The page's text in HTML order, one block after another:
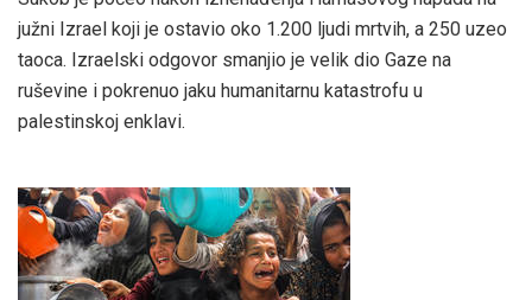
južni Izrael koji je ostavio oko 1.200 ljudi mrtvih, a 250 uzeo
taoca. Izraelski odgovor smanjio je velik dio Gaze na
ruševine i pokrenuo jaku humanitarnu katastrofu u
palestinskoj enklavi.